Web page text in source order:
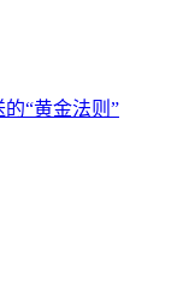
“黄金法则”